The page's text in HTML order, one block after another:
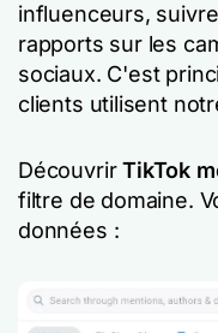
influenceurs,
rapports sur les
sociaux. C'est
clients utilisent
DécouvrirTikTok
filtre de domaine.
données :